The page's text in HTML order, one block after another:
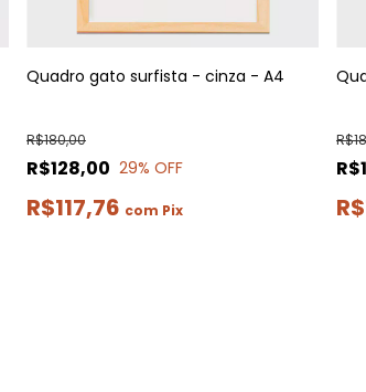
Quadro gato surfista - cinza - A4
R$128,00
R$180,00
29% OFF
R$117,76 com Pix